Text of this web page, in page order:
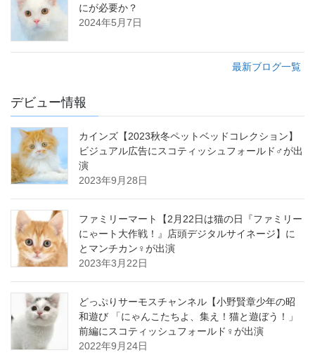
にが必要か？
2024年5月7日
最新ブログ一覧
デビュー情報
カインズ【2023秋冬ペットベッドコレクション】
ビジュアル広告にスコティッシュフォールド♂が出
演
2023年9月28日
ファミリーマート【2月22日は猫の日『ファミリー
にゃート大作戦！』店頭デジタルサイネージ】に
とマンチカン♀が出演
2023年3月22日
どっぷりサーモスチャンネル【小野賢章少年の昭
和遊び 「にゃんこたちよ、集え！猫と遊ぼう！」
前編にスコティッシュフォールド♀が出演
2022年9月24日